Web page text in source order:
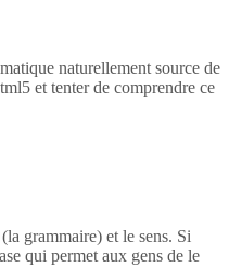
naturellement source de
et tenter de comprendre ce
grammaire) et le sens. Si
qui permet aux gens de le